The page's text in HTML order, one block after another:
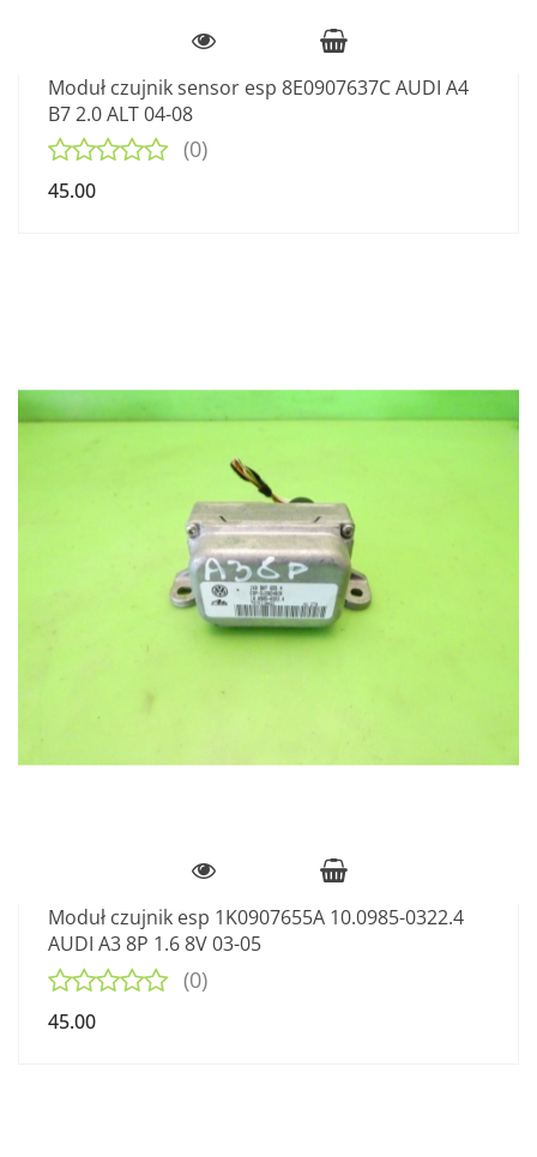
Moduł czujnik sensor esp 8E0907637C AUDI A4
B7 2.0 ALT 04-08
(0)
45.00
Moduł czujnik esp 1K0907655A 10.0985-0322.4
AUDI A3 8P 1.6 8V 03-05
(0)
45.00